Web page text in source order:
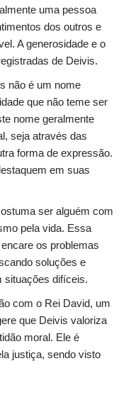
uma pessoa
dos outros e
A generosidade e o
de Deivis.
não é um nome
que não teme ser
nome geralmente
seja através das
forma de expressão.
em suas
ser alguém com
pela vida. Essa
os problemas
soluções e
situações difíceis.
com o Rei David, um
que Deivis valoriza
moral. Ele é
justiça, sendo visto